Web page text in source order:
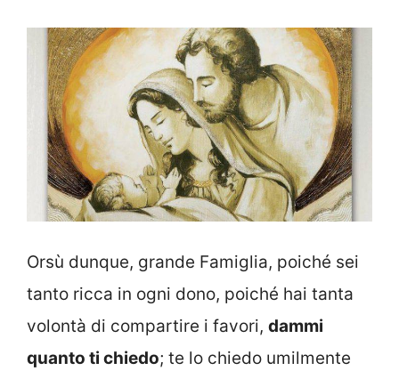
Orsù dunque, grande Famiglia, poiché sei
tanto ricca in ogni dono, poiché hai tanta
volontà di compartire i favori, dammi
quanto ti chiedo; te lo chiedo umilmente